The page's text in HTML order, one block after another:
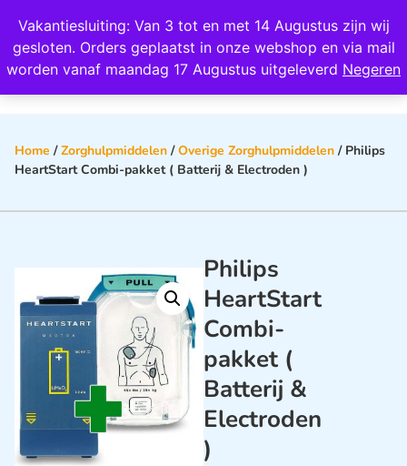
Vakantiesluiting: Van 3 tot en met 14 Augustus zijn wij
gesloten. Orders geplaatst in onze webshop en via mail
worden vanaf maandag 17 Augustus uitgeleverd Negeren
Wij scoren een 4,8 op Google
Home /Zorghulpmiddelen /Overige Zorghulpmiddelen / Philips
HeartStart Combi-pakket ( Batterij & Electroden )
Philips
HeartStart
Combi-
pakket (
Batterij &
Electroden
)